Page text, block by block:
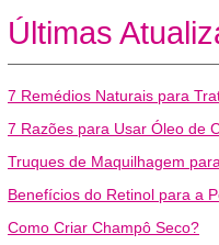
Últimas
7 Remédios Naturais para
7 Razões para Usar Óleo de
Truques de Maquilhagem
Benefícios do Retinol para a
Como Criar Champô Seco?